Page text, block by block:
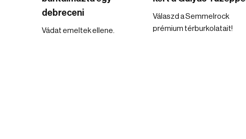
debreceni
Vádat emeltek ellene.
Válaszd a Semmelrock
prémium térburkolatait!